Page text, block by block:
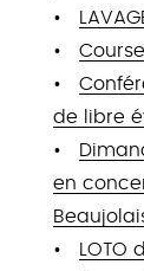
de libre
en